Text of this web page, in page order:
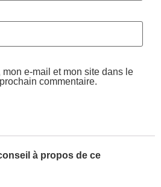
mon e-mail et mon site dans le
commentaire.
à propos de ce